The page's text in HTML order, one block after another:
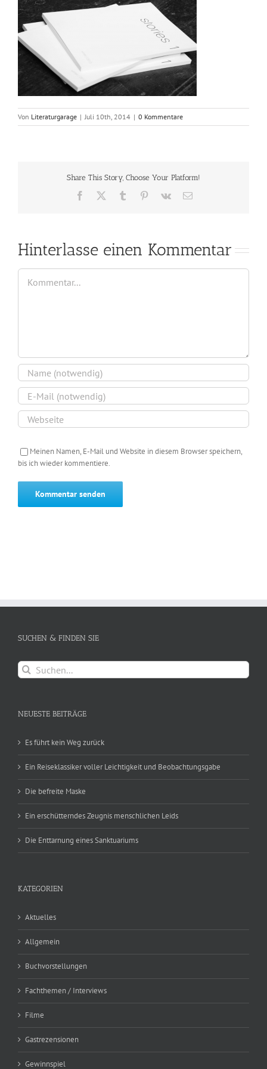
Von Literaturgarage | Juli 10th, 2014 | 0 Kommentare
Share This Story, Choose Your Platform!
Facebook Tumblr Pinterest
Vk
E-
Hinterlasse einen Kommentar
Kommentar
Meinen Namen, E-Mail und Website in diesem Browser speichern,
bis ich wieder kommentiere.
SUCHEN & FINDEN SIE
Suche
nach:
NEUESTE BEITRÄGE
Es führt kein Weg zurück
Ein Reiseklassiker voller Leichtigkeit und Beobachtungsgabe
Die befreite Maske
Ein erschütterndes Zeugnis menschlichen Leids
Die Enttarnung eines Sanktuariums
KATEGORIEN
Aktuelles
Allgemein
Buchvorstellungen
Fachthemen / Interviews
Filme
Gastrezensionen
Gewinnspiel